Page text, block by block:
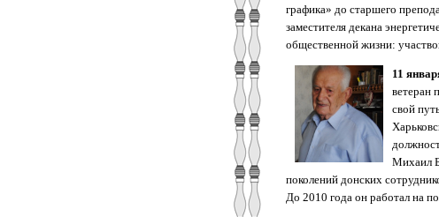
графика» до старшего
заместителя декана
общественной жизни:
11
ветеран
свой
Михаил
поколений донских
До 2010 года он работал на